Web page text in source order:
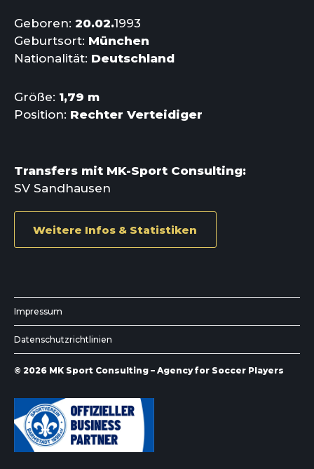
Geboren: 20.02.1993
Geburtsort: München
Nationalität: Deutschland
Größe: 1,79 m
Position: Rechter Verteidiger
Transfers mit MK-Sport Consulting:
SV Sandhausen
Weitere Infos & Statistiken
Impressum
Datenschutzrichtlinien
© 2026 MK Sport Consulting – Agency for Soccer Players